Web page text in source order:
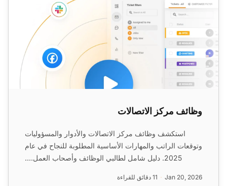
وظائف مركز الاتصالات
استكشف وظائف مركز الاتصالات والأدوار والمسؤوليات
وتوقعات الراتب والمهارات الأساسية المطلوبة للنجاح في عام
2025. دليل شامل لطالبي الوظائف وأصحاب العمل....
Jan 20, 2026 11 دقائق للقراءة